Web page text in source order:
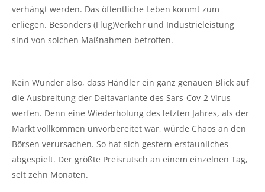
verhängt werden. Das öffentliche Leben kommt zum
erliegen. Besonders (Flug)Verkehr und Industrieleistung
sind von solchen Maßnahmen betroffen.
Kein Wunder also, dass Händler ein ganz genauen Blick auf
die Ausbreitung der Deltavariante des Sars-Cov-2 Virus
werfen. Denn eine Wiederholung des letzten Jahres, als der
Markt vollkommen unvorbereitet war, würde Chaos an den
Börsen verursachen. So hat sich gestern erstaunliches
abgespielt. Der größte Preisrutsch an einem einzelnen Tag,
seit zehn Monaten.